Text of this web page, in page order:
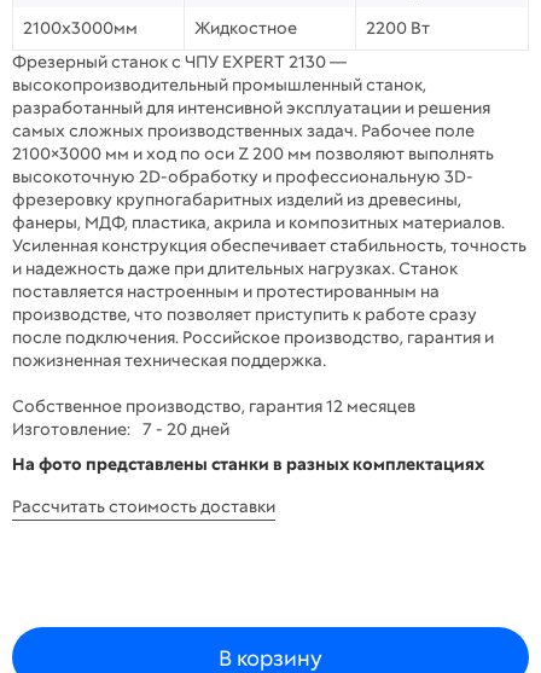
2100х3000мм Жидкостное
2200 Вт
Фрезерный станок с ЧПУ EXPERT 2130 —
высокопроизводительный промышленный станок,
разработанный для интенсивной эксплуатации и решения
самых сложных производственных задач. Рабочее поле
2100×3000 мм и ход по оси Z 200 мм позволяют выполнять
высокоточную 2D-обработку и профессиональную 3D-
фрезеровку крупногабаритных изделий из древесины,
фанеры, МДФ, пластика, акрила и композитных материалов.
Усиленная конструкция обеспечивает стабильность, точность
и надежность даже при длительных нагрузках. Станок
поставляется настроенным и протестированным на
производстве, что позволяет приступить к работе сразу
после подключения. Российское производство, гарантия и
пожизненная техническая поддержка.
Собственное производство, гарантия 12 месяцев
Изготовление: 7 - 20 дней
На фото представлены станки в разных комплектациях
Рассчитать стоимость доставки
В корзину